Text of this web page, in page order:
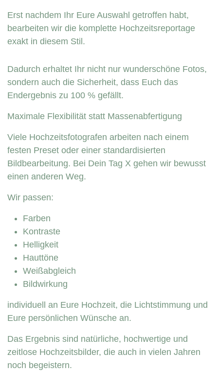
Erst nachdem Ihr Eure Auswahl getroffen habt,
bearbeiten wir die komplette Hochzeitsreportage
exakt in diesem Stil.
Dadurch erhaltet Ihr nicht nur wunderschöne Fotos,
sondern auch die Sicherheit, dass Euch das
Endergebnis zu 100 % gefällt.
Maximale Flexibilität statt Massenabfertigung
Viele Hochzeitsfotografen arbeiten nach einem
festen Preset oder einer standardisierten
Bildbearbeitung. Bei Dein Tag X gehen wir bewusst
einen anderen Weg.
Wir passen:
Farben
Kontraste
Helligkeit
Hauttöne
Weißabgleich
Bildwirkung
individuell an Eure Hochzeit, die Lichtstimmung und
Eure persönlichen Wünsche an.
Das Ergebnis sind natürliche, hochwertige und
zeitlose Hochzeitsbilder, die auch in vielen Jahren
noch begeistern.